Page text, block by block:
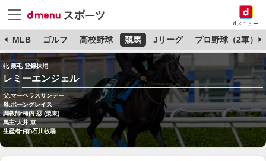
dメニュー
MLB ゴルフ 高校野球 競馬 Jリーグ プロ野球（2軍）
牝 栗毛 登録抹消
レミーエンジェル
父:マーベラスサンデー
母:ボーングレイス
調教師:梅内 忍 (栗東)
馬主:大井 京
生産者:(有)石川牧場